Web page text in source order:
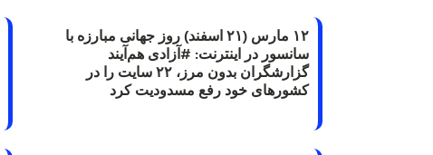
۱۲ مارس (۲۱ اسفند) روز جهانی مبارزه با
سانسور در اینترنت: #آزادی هم‌آیند
گزارشگران‌ بدون مرز، ۲۲ سایت را در
کشورهای خود رفع مسدودیت کرد